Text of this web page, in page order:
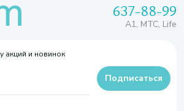
637-88-99
A1, МТС, Life
акций и новинок
Подписаться